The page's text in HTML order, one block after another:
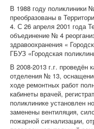
В 1988 году поликлиники
преобразованы в
4. С 26 апреля 2001 года
объединение № 4
здравоохранения «
ГБУЗ «Городская
В 2008-2013 г.г. проведён
отделения № 13,
ходе ремонтных работ
кабинеты врачей,
поликлинике установлен
заменены вентиляция,
пожарной сигнализации,